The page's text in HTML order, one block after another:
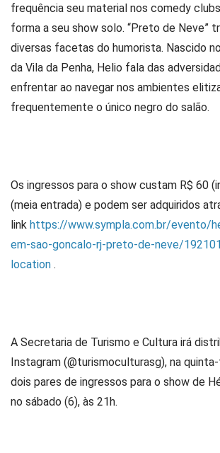
frequência seu material nos comedy
forma a seu show solo. “Preto de Neve”
diversas facetas do humorista. Nascido
da Vila da Penha, Helio fala das
enfrentar ao navegar nos ambientes
frequentemente o único negro do salão.
Os ingressos para o show custam R$ 60
(meia entrada) e podem ser adquiridos
link https://www.sympla.com.br/evento/
em-sao-goncalo-rj-preto-de-neve/
location .
A Secretaria de Turismo e Cultura irá
Instagram (@turismoculturasg), na
dois pares de ingressos para o show de
no sábado (6), às 21h.